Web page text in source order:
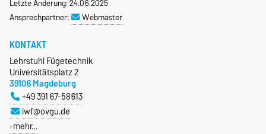
Letzte Änderung: 24.06.2025
Ansprechpartner:
Webmaster
KONTAKT
Lehrstuhl Fügetechnik
Universitätsplatz 2
39106 Magdeburg
+49 391 67-58613
iwf@ovgu.de
mehr…